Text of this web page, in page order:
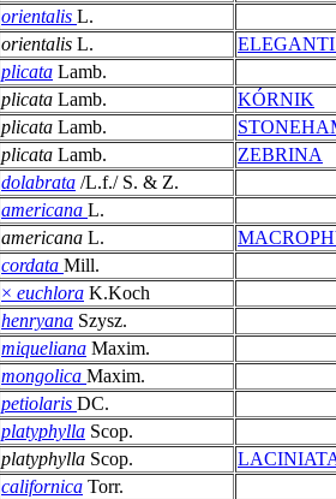
orientalis L.
orientalis L.
plicata Lamb.
plicata Lamb.
KÓRNIK
plicata Lamb.
plicata Lamb.
ZEBRINA
dolabrata /L.f./ S. & Z.
americana L.
americana L.
cordata Mill.
× euchlora K.Koch
henryana Szysz.
miqueliana Maxim.
mongolica Maxim.
petiolaris DC.
platyphylla Scop.
platyphylla Scop.
californica Torr.